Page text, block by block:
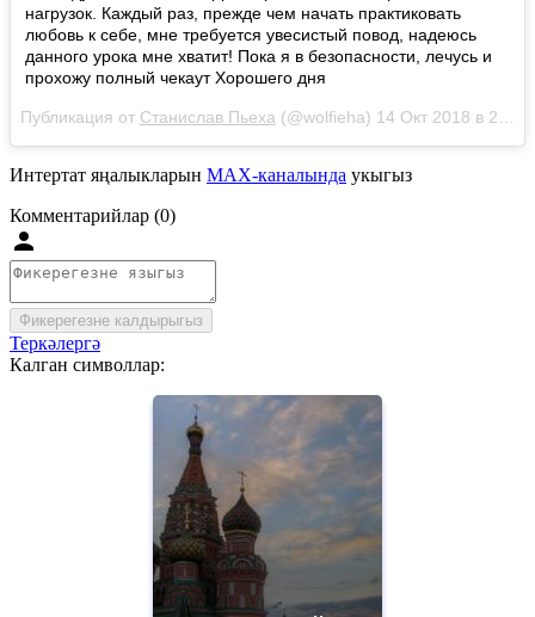
нагрузок. Каждый раз, прежде чем начать практиковать
любовь к себе, мне требуется увесистый повод, надеюсь
данного урока мне хватит! Пока я в безопасности, лечусь и
прохожу полный чекаут Хорошего дня
Публикация от Станислав Пьеха (@wolfieha) 14 Окт 2018 в 2:31 PDT
Интертат яңалыкларын MAX-каналында укыгыз
Комментарийлар (0)
Фикерегезне калдырыгыз
Теркәлергә
Калган символлар: